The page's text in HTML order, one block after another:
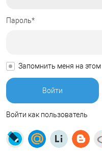
Пароль*
Запомнить меня на
Войти как пользователь